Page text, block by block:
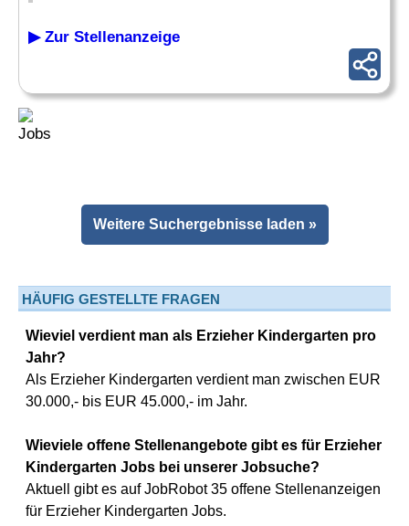
▶ Zur Stellenanzeige
Weitere Suchergebnisse laden »
HÄUFIG GESTELLTE FRAGEN
Wieviel verdient man als Erzieher Kindergarten pro
Jahr?
Als Erzieher Kindergarten verdient man zwischen EUR
30.000,- bis EUR 45.000,- im Jahr.
Wieviele offene Stellenangebote gibt es für Erzieher
Kindergarten Jobs bei unserer Jobsuche?
Aktuell gibt es auf JobRobot 35 offene Stellenanzeigen
für Erzieher Kindergarten Jobs.